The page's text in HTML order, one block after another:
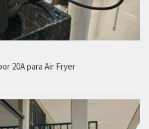
20A para Air Fryer